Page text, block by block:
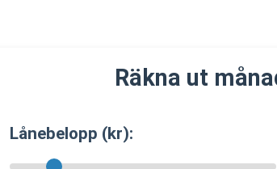
Räkna ut
Lånebelopp (kr):